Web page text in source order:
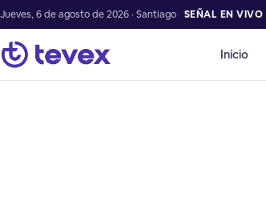
Jueves, 6 de agosto de 2026 · Santiago SEÑAL EN VIVO
Inicio